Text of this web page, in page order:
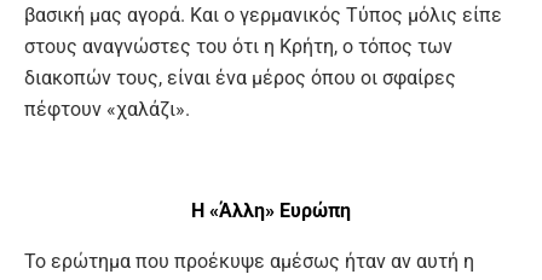
βασική μας αγορά. Και ο γερμανικός Τύπος μόλις είπε
στους αναγνώστες του ότι η Κρήτη, ο τόπος των
διακοπών τους, είναι ένα μέρος όπου οι σφαίρες
πέφτουν «χαλάζι».
Η «Άλλη» Ευρώπη
Το ερώτημα που προέκυψε αμέσως ήταν αν αυτή η